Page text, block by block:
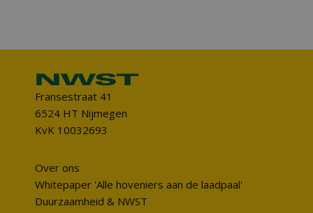
Fransestraat 41
6524 HT Nijmegen
KvK 10032693
Over ons
Whitepaper 'Alle hoveniers aan de laadpaal'
Duurzaamheid & NWST